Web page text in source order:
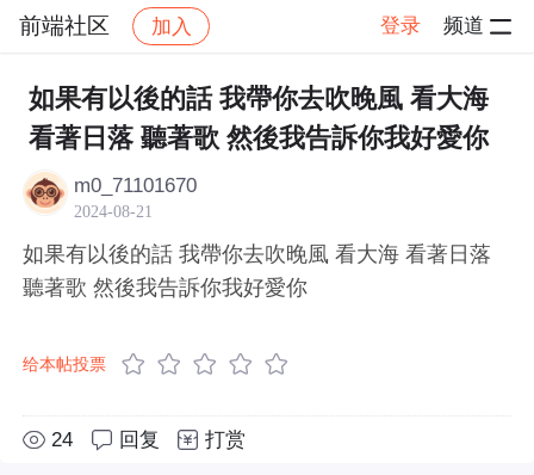
前端社区 加入 登录 频道
社区 前端社区 感慨 帖子详情
如果有以後的話 我帶你去吹晚風 看大海
看著日落 聽著歌 然後我告訴你我好愛你
m0_71101670
2024-08-21
如果有以後的話 我帶你去吹晚風 看大海 看著日落
聽著歌 然後我告訴你我好愛你
给本帖投票
24 回复 打赏